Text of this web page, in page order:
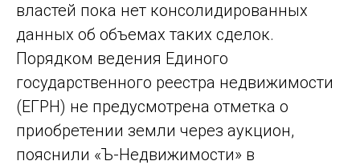
властей пока нет консолидированных
данных об объемах таких сделок.
Порядком ведения Единого
государственного реестра недвижимости
(ЕГРН) не предусмотрена отметка о
приобретении земли через аукцион,
пояснили «Ъ-Недвижимости» в